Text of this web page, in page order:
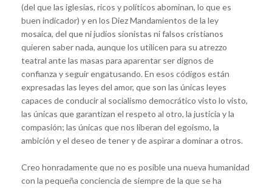
(del que las iglesias, ricos y políticos abominan, lo que es
buen indicador) y en los Diez Mandamientos de la ley
mosaica, del que ni judíos sionistas ni falsos cristianos
quieren saber nada, aunque los utilicen para su atrezzo
teatral ante las masas para aparentar ser dignos de
confianza y seguir engatusando. En esos códigos están
expresadas las leyes del amor, que son las únicas leyes
capaces de conducir al socialismo democrático visto lo visto,
las únicas que garantizan el respeto al otro, la justicia y la
compasión; las únicas que nos liberan del egoismo, la
ambición y el deseo de tener y de aspìrar a dominar a otros.
Creo honradamente que no es posible una nueva humanidad
con la pequeña conciencia de siempre de la que se ha